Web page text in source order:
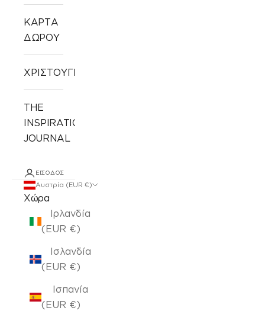
ΚΑΡΤΑ
ΔΩΡΟΥ
ΧΡΙΣΤΟΥΓΕΝΝΙΑΤΙΚΑ
THE
INSPIRATION
JOURNAL
ΕΊΣΟΔΟΣ
Αυστρία (EUR €)
Χώρα
Ιρλανδία
(EUR €)
Ισλανδία
(EUR €)
Ισπανία
(EUR €)